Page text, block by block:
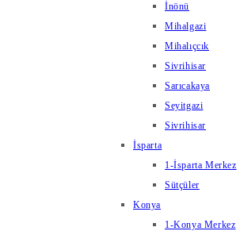
İnönü
Mihalgazi
Mihalıçcık
Sivrihisar
Sarıcakaya
Seyitgazi
Sivrihisar
İsparta
1-İsparta Merkez
Sütçüler
Konya
1-Konya Merkez